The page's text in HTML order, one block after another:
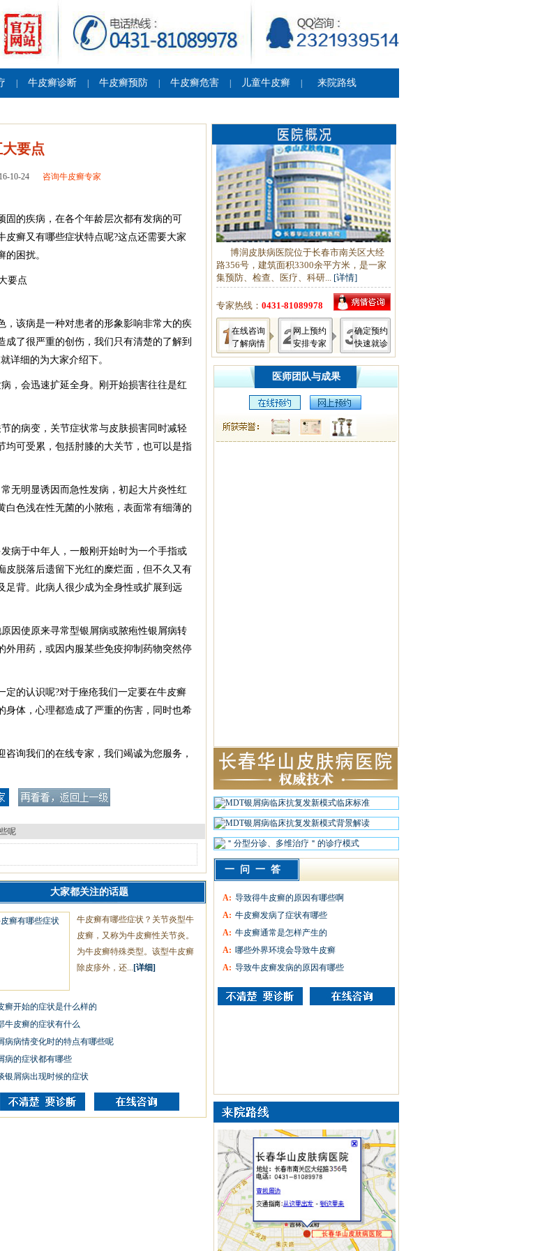
牛皮癣诊断 牛皮癣预防 牛皮癣危害 儿童牛皮癣 来院路线
要点
10-24 咨询牛皮癣专家
的疾病，在各个年龄层次都有发病的可
癣又有哪些症状特点呢?这点还需要大家
困扰。
该病是一种对患者的形象影响非常大的疾
了很严重的创伤，我们只有清楚的了解到
详细的为大家介绍下。
会迅速扩延全身。刚开始损害往往是红
病变，关节症状常与皮肤损害同时减轻
均可受累，包括肘膝的大关节，也可以是指
明显诱因而急性发病，初起大片炎性红
色浅在性无菌的小脓疱，表面常有细薄的
于中年人，一般刚开始时为一个手指或
皮脱落后遗留下光红的糜烂面，但不久又有
足背。此病人很少成为全身性或扩展到远
使原来寻常型银屑病或脓疱性银屑病转
外用药，或因内服某些免疫抑制药物突然停
的认识呢?对于痤疮我们一定要在牛皮癣
身体，心理都造成了严重的伤害，同时也希
咨询我们的在线专家，我们竭诚为您服务，
呢
大家都关注的话题
牛皮癣有哪些症状？关节炎型牛
皮癣，又称为牛皮癣性关节炎。
为牛皮癣特殊类型。该型牛皮癣
除皮疹外，还... [详细]
癣开始的症状是什么样的
牛皮癣的症状有什么
病病情变化时的特点有哪些呢
病的症状都有哪些
银屑病出现时候的症状
博润皮肤病医院位于长春市南关区大经
路356号，建筑面积3300余平方米，是一家
集预防、检查、医疗、科研... [详情]
专家热线： 0431-81089978
在线咨询
了解病情
网上预约
安排专家
确定预约
快速就诊
医师团队与成果
一问一答
A: 导致得牛皮癣的原因有哪些啊
A: 牛皮癣发病了症状有哪些
A: 牛皮癣通常是怎样产生的
A: 哪些外界环境会导致牛皮癣
A: 导致牛皮癣发病的原因有哪些